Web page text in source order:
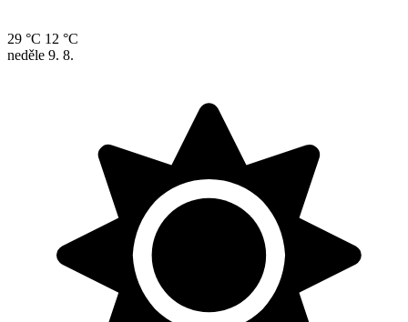
29 °C 12 °C
neděle 9. 8.